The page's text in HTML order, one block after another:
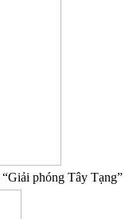
“Giải phóng Tây Tạng”